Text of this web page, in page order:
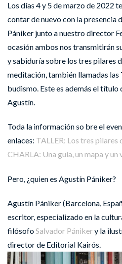
Los días 4 y 5 de marzo de 2022
contar de nuevo con la presencia
Pániker junto a nuestro director
ocasión ambos nos transmitirán
y sabiduría sobre los tres pilares
meditación, también llamadas las
budismo. Este es además el título
Agustín.
Toda la información so bre el
enlaces: TALLER: Los tres pilares
CHARLA: Una guía, un mapa y
Pero, ¿quien es Agustín Pániker?
Agustín Pániker(Barcelona,
escritor, especializado en la
filósofoSalvador Pánikery la
director de Editorial Kairós.